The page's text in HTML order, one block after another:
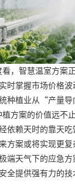
看，智慧温室方案
时掌握市场价格
种植业从“产量
方案的价值远不
依赖天时的靠天
方案或将实现更
端天气下的应急
全提供强有力的技